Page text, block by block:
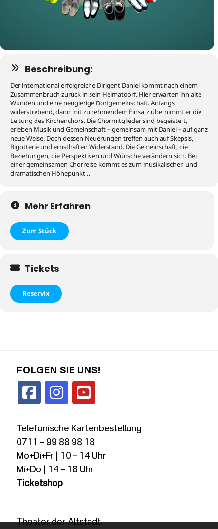
Beschreibung:
Der international erfolgreiche Dirigent Daniel kommt nach einem
Zusammenbruch zurück in sein Heimatdorf. Hier erwarten ihn alte
Wunden und eine neugierige Dorfgemeinschaft. Anfangs
widerstrebend, dann mit zunehmendem Einsatz übernimmt er die
Leitung des Kirchenchors. Die Chormitglieder sind begeistert,
erleben Musik und Gemeinschaft – gemeinsam mit Daniel – auf ganz
neue Weise. Doch dessen Neuerungen treffen auch auf Skepsis,
Bigotterie und ernsthaften Widerstand. Die Gemeinschaft, die
Beziehungen, die Perspektiven und Wünsche verändern sich. Bei
einer gemeinsamen Chorreise kommt es zum musikalischen und
dramatischen Höhepunkt …
Mehr Erfahren
Zum Stück
Tickets
Reservix
FOLGEN SIE UNS!
Telefonische Kartenbestellung
0711 – 99 88 98 18
Mo+Di+Fr | 10 – 14 Uhr
Mi+Do | 14 – 18 Uhr
Ticketshop
Theater der Altstadt